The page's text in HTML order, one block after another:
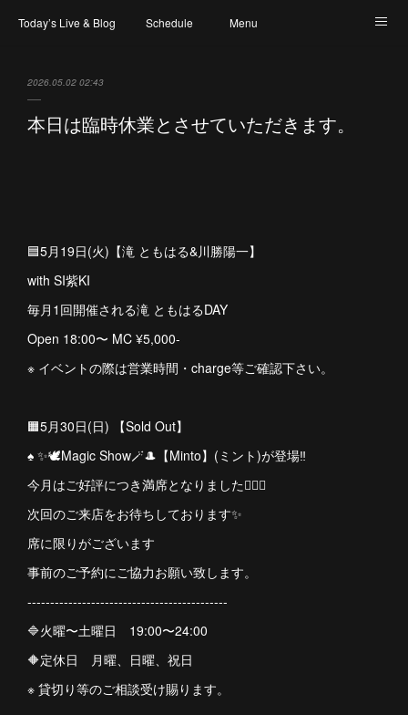
Today’s Live & Blog Schedule Menu
2026.05.02 02:43
本日は臨時休業とさせていただきます。
🟦5月19日(火)【滝 ともはる&川勝陽一】
with SI紫KI
毎月1回開催される滝 ともはるDAY
Open 18:00〜 MC ¥5,000-
※ イベントの際は営業時間・charge等ご確認下さい。
🟧5月30日(日) 【Sold Out】
♠️ ✨🕊️Magic Show🪄🎩【Minto】(ミント)が登場‼︎
今月はご好評につき満席となりました🙇🏻‍♀️
次回のご来店をお待ちしております✨
席に限りがございます
事前のご予約にご協力お願い致します。
--------------------------------------------
🔷火曜〜土曜日 19:00〜24:00
🔶定休日 月曜、日曜、祝日
※ 貸切り等のご相談受け賜ります。